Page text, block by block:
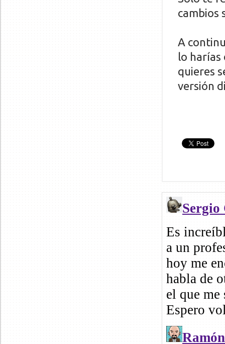
cambios
A
lo harías
quieres
versión